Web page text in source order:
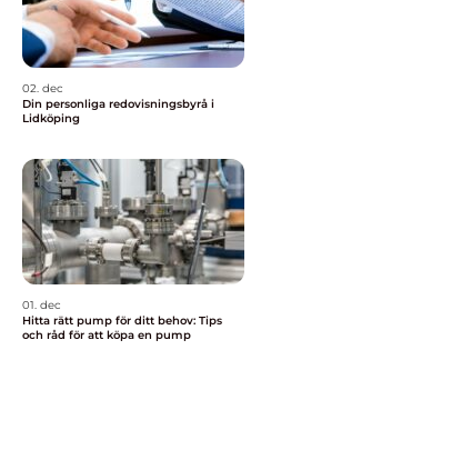
02. dec
Din personliga redovisningsbyrå i
Lidköping
01. dec
Hitta rätt pump för ditt behov: Tips
och råd för att köpa en pump